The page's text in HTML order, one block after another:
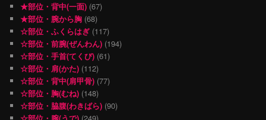
★部位・背中(一面) (67)
★部位・腕から胸 (68)
☆部位・ふくらはぎ (117)
☆部位・前腕(ぜんわん) (194)
☆部位・手首(てくび) (61)
☆部位・肩(かた) (112)
☆部位・背中(肩甲骨) (77)
☆部位・胸(むね) (148)
☆部位・脇腹(わきばら) (90)